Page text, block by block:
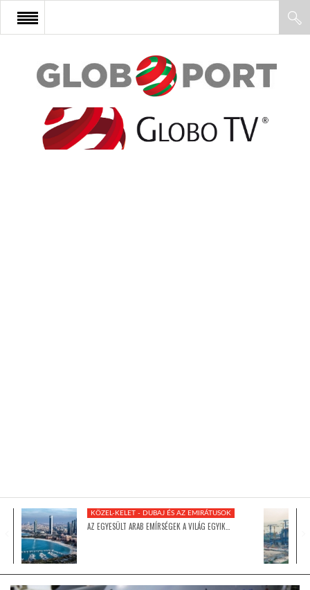
FŐOLDAL
AFRIKA
GLOBOTV BP
KÖZEL-KELET - DUBAJ ÉS AZ EMIRÁTUSOK
AZ EGYESÜLT ARAB EMÍRSÉGEK A VILÁG EGYIK…